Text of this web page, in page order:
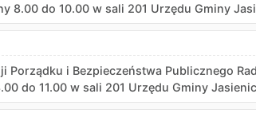
8.00 do 10.00 w sali 201 Urzędu Gminy
Porządku i Bezpieczeństwa Publicznego
do 11.00 w sali 201 Urzędu Gminy